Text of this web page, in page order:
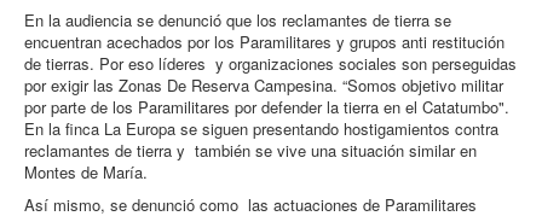
En la audiencia se denunció que los reclamantes de tierra se
encuentran acechados por los Paramilitares y grupos anti restitución
de tierras. Por eso líderes y organizaciones sociales son perseguidas
por exigir las Zonas De Reserva Campesina. “Somos objetivo militar
por parte de los Paramilitares por defender la tierra en el Catatumbo".
En la finca La Europa se siguen presentando hostigamientos contra
reclamantes de tierra y también se vive una situación similar en
Montes de María.
Así mismo, se denunció como las actuaciones de Paramilitares